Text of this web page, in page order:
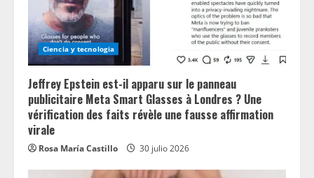
Ciencia y tecnologia
Jeffrey Epstein est-il apparu sur le panneau
publicitaire Meta Smart Glasses à Londres ? Une
vérification des faits révèle une fausse affirmation
virale
Rosa María Castillo 30 julio 2026